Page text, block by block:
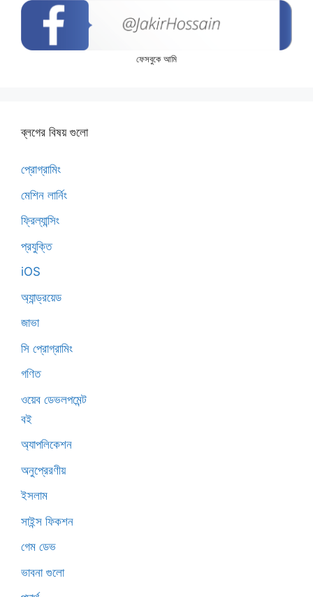
ফেসবুকে আমি
ব্লগের বিষয় গুলো
প্রোগ্রামিং
মেশিন লার্নিং
ফ্রিল্যান্সিং
প্রযুক্তি
iOS
অ্যান্ড্রয়েড
জাভা
সি প্রোগ্রামিং
গণিত
ওয়েব ডেভলপমেন্ট
বই
অ্যাপলিকেশন
অনুপ্রেরণীয়
ইসলাম
সাইন্স ফিকশন
গেম ডেভ
ভাবনা গুলো